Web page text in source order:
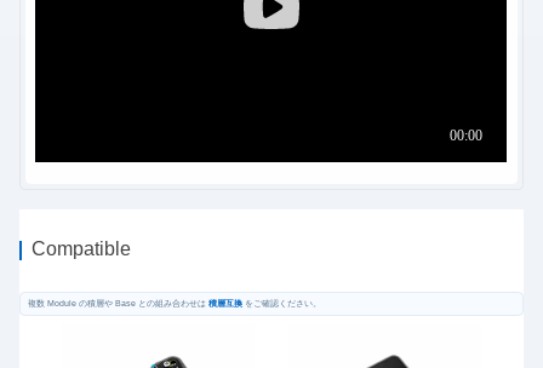
Compatible
複数 Module の積層や Base との組み合わせは積層互換 をご確認ください。